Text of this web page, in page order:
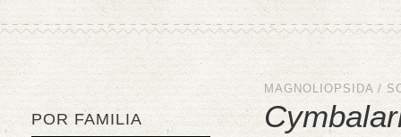
POR FAMILIA
MAGNOLIOPSIDA /